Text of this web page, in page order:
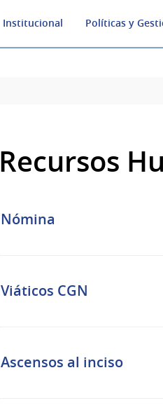
Institucional Políticas y
Recursos
Nómina
Viáticos CGN
Ascensos al inciso